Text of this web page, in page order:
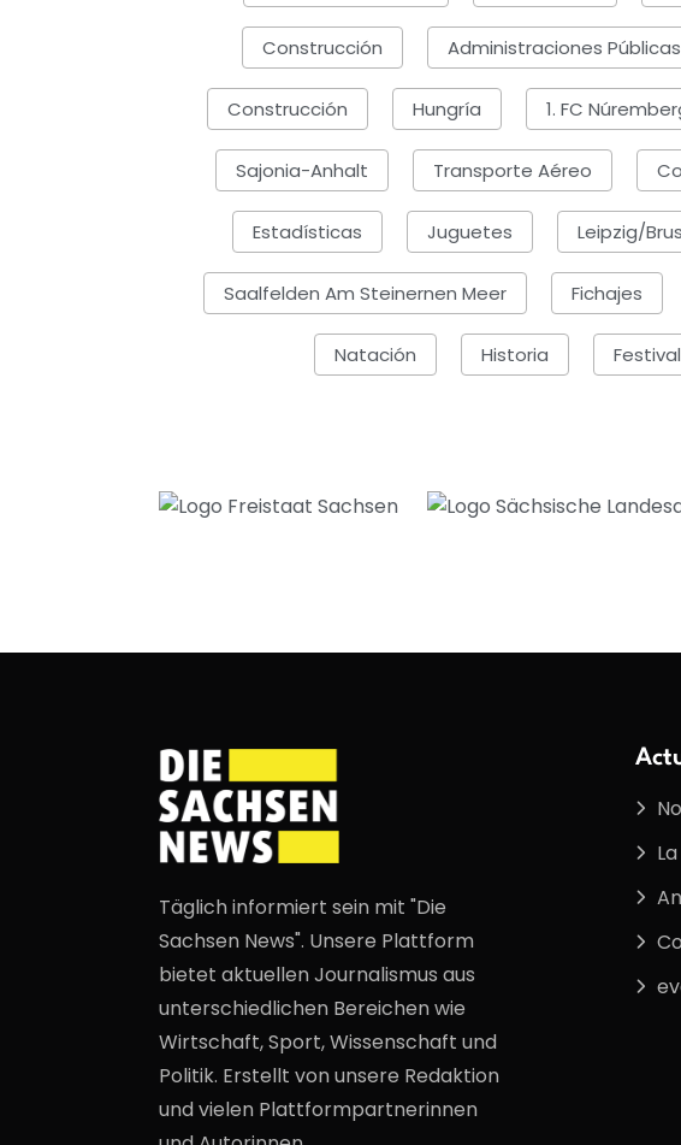
Construcción Administraciones Públicas
Construcción Hungría 1. FC
Sajonia-Anhalt Transporte Aéreo
Estadísticas Juguetes Leipzig/
Saalfelden Am Steinernen Meer Fichajes
Natación Historia Festival
Täglich informiert sein mit "Die
Sachsen News". Unsere Plattform
bietet aktuellen Journalismus aus
unterschiedlichen Bereichen wie
Wirtschaft, Sport, Wissenschaft und
Politik. Erstellt von unsere Redaktion
und vielen Plattformpartnerinnen